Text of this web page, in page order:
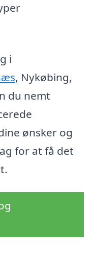
i
, Nykøbing,
du nemt
ønsker og
for at få det